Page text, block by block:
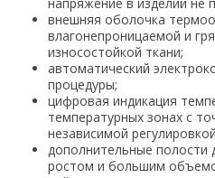
напряжение в изделии не
внешняя оболочка
влагонепроницаемой и
износостойкой ткани;
автоматический
процедуры;
цифровая индикация
температурных зонах с
независимой
дополнительные полости
ростом и большим